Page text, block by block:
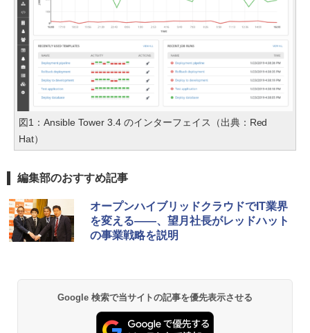
図1：Ansible Tower 3.4 のインターフェイス（出典：Red
Hat）
編集部のおすすめ記事
オープンハイブリッドクラウドでIT業界
を変える――、望月社長がレッドハット
の事業戦略を説明
Google 検索で当サイトの記事を優先表示させる